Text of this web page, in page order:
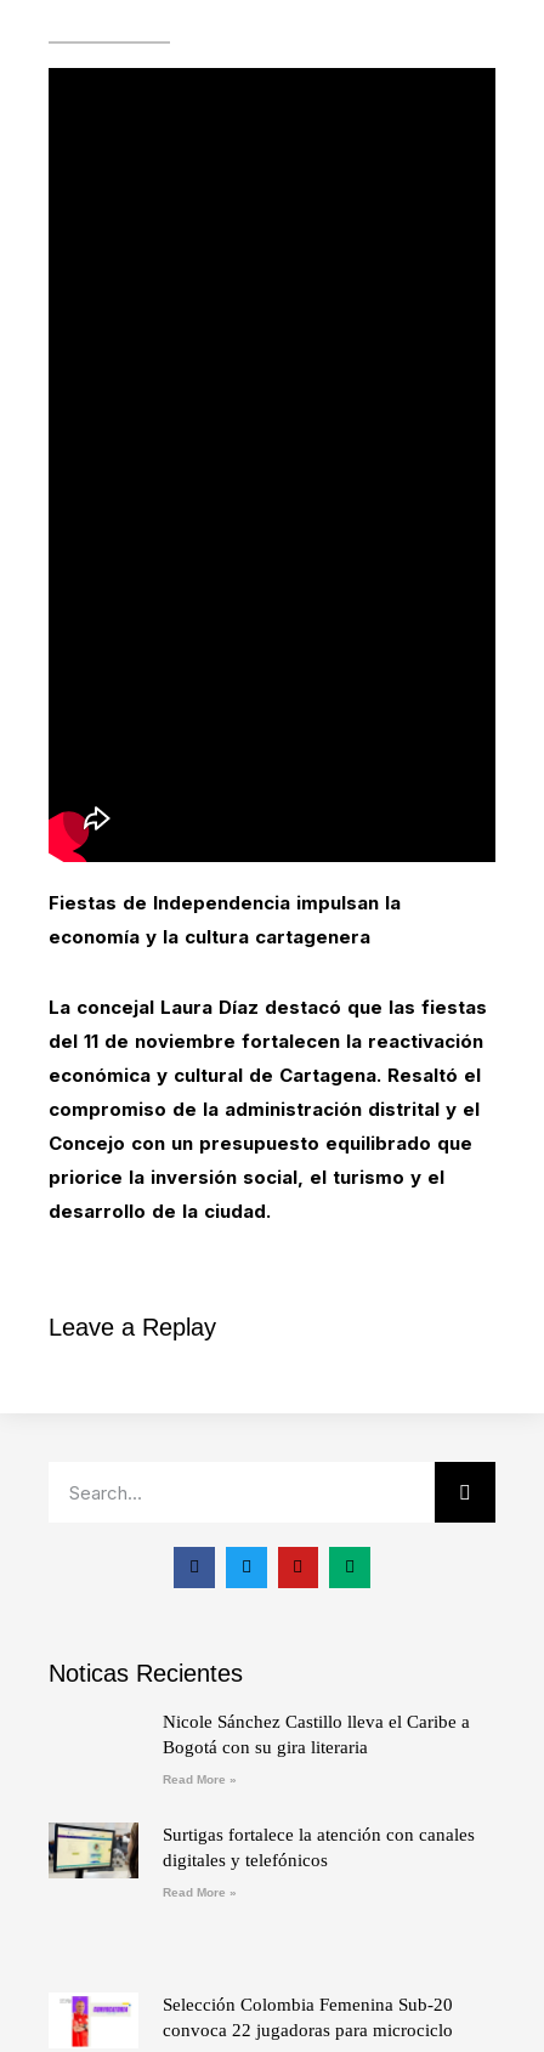
Fiestas de Independencia impulsan la
economía y la cultura cartagenera
La concejal Laura Díaz destacó que las fiestas
del 11 de noviembre fortalecen la reactivación
económica y cultural de Cartagena. Resaltó el
compromiso de la administración distrital y el
Concejo con un presupuesto equilibrado que
priorice la inversión social, el turismo y el
desarrollo de la ciudad.
Leave a Replay
Noticas Recientes
Nicole Sánchez Castillo lleva el Caribe a
Bogotá con su gira literaria
Read More »
Surtigas fortalece la atención con canales
digitales y telefónicos
Read More »
Selección Colombia Femenina Sub-20
convoca 22 jugadoras para microciclo